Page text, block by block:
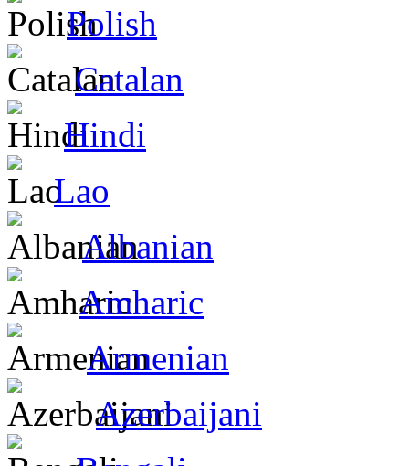
Polish
Catalan
Hindi
Lao
Albanian
Amharic
Armenian
Azerbaijani